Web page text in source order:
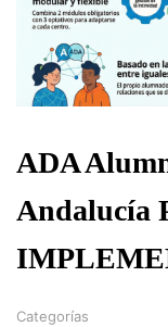
ADA
Andalucía
Categorías